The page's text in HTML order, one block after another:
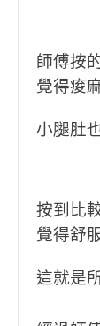
師傅按
覺得痠
小腿肚
按到比
覺得舒
這就是